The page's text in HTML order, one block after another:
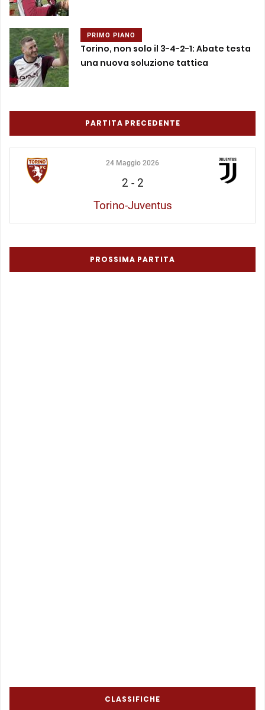
PRIMO PIANO
Torino, non solo il 3-4-2-1: Abate testa
una nuova soluzione tattica
PARTITA PRECEDENTE
24 Maggio 2026
2 - 2
Torino-Juventus
PROSSIMA PARTITA
CLASSIFICHE